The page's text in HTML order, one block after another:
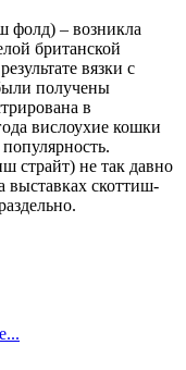
фолд) – возникла
британской
вязки с
получены
в
вислоухие кошки
страйт) не так давно
скоттиш-